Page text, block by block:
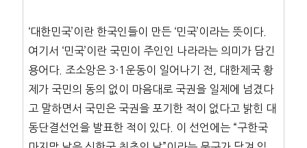
‘대한민국’이란 한국인들이 만든 ‘민국’이라는 뜻이다.
여기서 ‘민국’이란 국민이 주인인 나라라는 의미가 담긴
용어다. 조소앙은 3·1운동이 일어나기 전, 대한제국 황
제가 국민의 동의 없이 마음대로 국권을 일제에 넘겼다
고 말하면서 국민은 국권을 포기한 적이 없다고 밝힌 대
동단결선언을 발표한 적이 있다. 이 선언에는 “구한국